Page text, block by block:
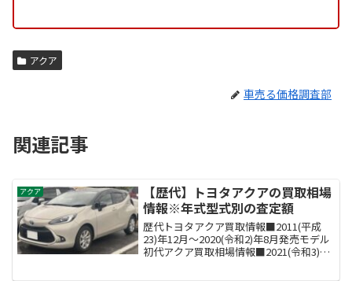
アクア
車売る価格調査部
関連記事
アクア
【歴代】トヨタアクアの買取相場
情報※年式型式別の査定額
歴代トヨタアクア買取情報■2011(平成
23)年12月～2020(令和2)年8月発売モデル
初代アクア買取相場情報■2021(令和3)年